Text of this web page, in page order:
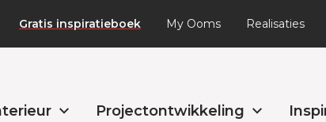
Gratis inspiratieboek My Ooms Realisaties
Projectontwikkeling